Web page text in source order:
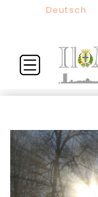
Deutsch